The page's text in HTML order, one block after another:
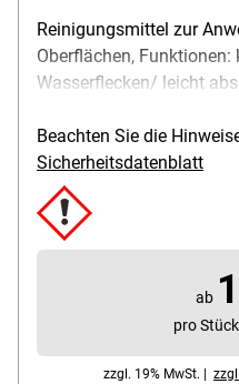
Reinigungsmittel zur
Oberflächen,
Wasserflecken/ leicht
/ Emaille / Keramik /
Farbe: weiß, Inhalt: 750 ml
Beachten Sie die
Sicherheitsdatenblatt
ab
pro
zzgl. 19% MwSt. |